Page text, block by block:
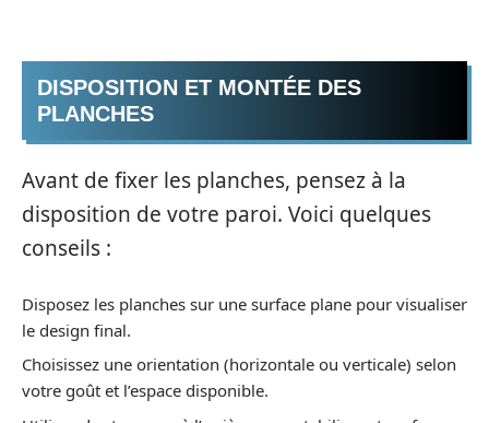
DISPOSITION ET MONTÉE DES
PLANCHES
Avant de fixer les planches, pensez à la
disposition de votre paroi. Voici quelques
conseils :
Disposez les planches sur une surface plane pour visualiser
le design final.
Choisissez une orientation (horizontale ou verticale) selon
votre goût et l’espace disponible.